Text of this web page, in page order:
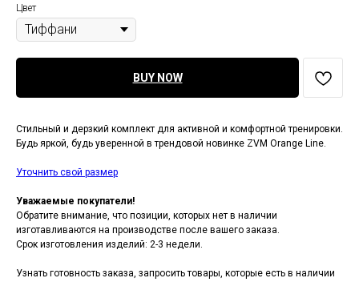
Цвет
BUY NOW
Стильный и дерзкий комплект для активной и комфортной тренировки.
Будь яркой, будь уверенной в трендовой новинке ZVM Orange Line.
Уточнить свой размер
Уважаемые покупатели!
Обратите внимание, что позиции, которых нет в наличии
изготавливаются на производстве после вашего заказа.
Срок изготовления изделий: 2-3 недели.
Узнать готовность заказа, запросить товары, которые есть в наличии